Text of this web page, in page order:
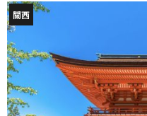
海直島上的《護王神社》或
這處被譽為大師生涯美學集大
關西